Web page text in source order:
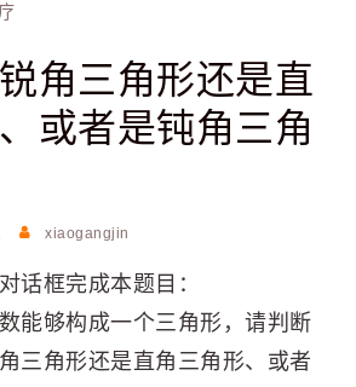
角三角形还是直
或者是钝角三角
xiaogangjin
话框完成本题目：
能够构成一个三角形，请判断
三角形还是直角三角形、或者